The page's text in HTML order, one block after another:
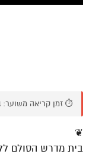
⏱️ זמן קריאה משוער: 1
❦
בית מדרש הסולם